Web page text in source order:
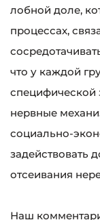
лобной доле,
процессах,
что у каждой
специфической
нервные
социально-
задействовать
отсеивания
Наш